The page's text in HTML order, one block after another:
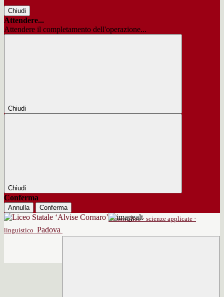
Chiudi
Attendere...
Attendere il completamento dell'operazione...
Chiudi
Chiudi
Conferma
Annulla
Conferma
scientifico · scienze applicate ·
linguistico Padova